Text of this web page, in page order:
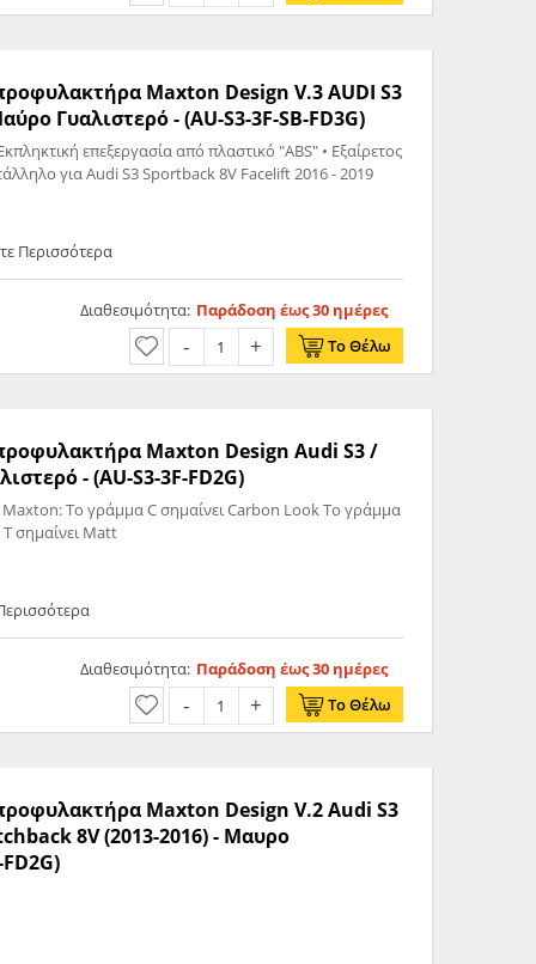
Maxton Design V.3 AUDI S3
8V FACELIFT Μαύρο Γυαλιστερό - (AU-S3-3F-SB-FD3G)
επεξεργασία από πλαστικό "ABS" • Εξαίρετος
για Audi S3 Sportback 8V Facelift 2016 - 2019
Περισσότερα
Διαθεσιμότητα: Παράδοση έως 30 ημέρες
Το Θέλω
Maxton Design Audi S3 /
- (AU-S3-3F-FD2G)
Maxton: Το γράμμα C σημαίνει Carbon Look Το γράμμα
σημαίνει Matt
Διαθεσιμότητα: Παράδοση έως 30 ημέρες
Το Θέλω
Maxton Design V.2 Audi S3
8V (2013-2016) - Μαυρο